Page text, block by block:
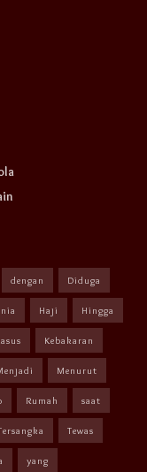
dengan Diduga
Haji Hingga
Kebakaran
Menurut
Rumah saat
Tewas
yang